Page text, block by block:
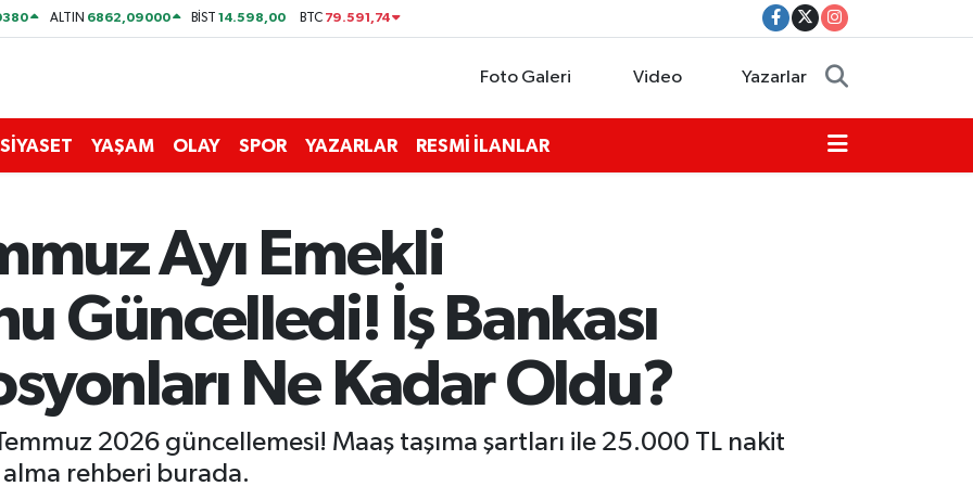
ALTIN 6862,09000 BİST14.598,00 BTC 79.591,74
Foto Galeri Video Yazarlar
SİYASET YAŞAM OLAY SPOR YAZARLAR RESMİ İLANLAR
Ayı Emekli
Güncelledi! İş Bankası
Ne Kadar Oldu?
2026 güncellemesi! Maaş taşıma şartları ile 25.000 TL nakit
rehberi burada.